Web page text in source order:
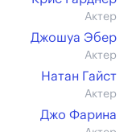
Актер
Джошуа Эбер
Актер
Натан Гайст
Актер
Джо Фарина